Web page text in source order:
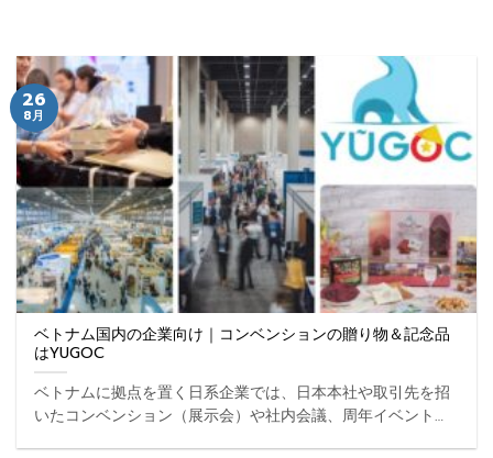
ベトナム国内の企業向け｜コンベンションの贈り物＆記念品
はYUGOC
ベトナムに拠点を置く日系企業では、日本本社や取引先を招
いたコンベンション（展示会）や社内会議、周年イベントを
26
8月